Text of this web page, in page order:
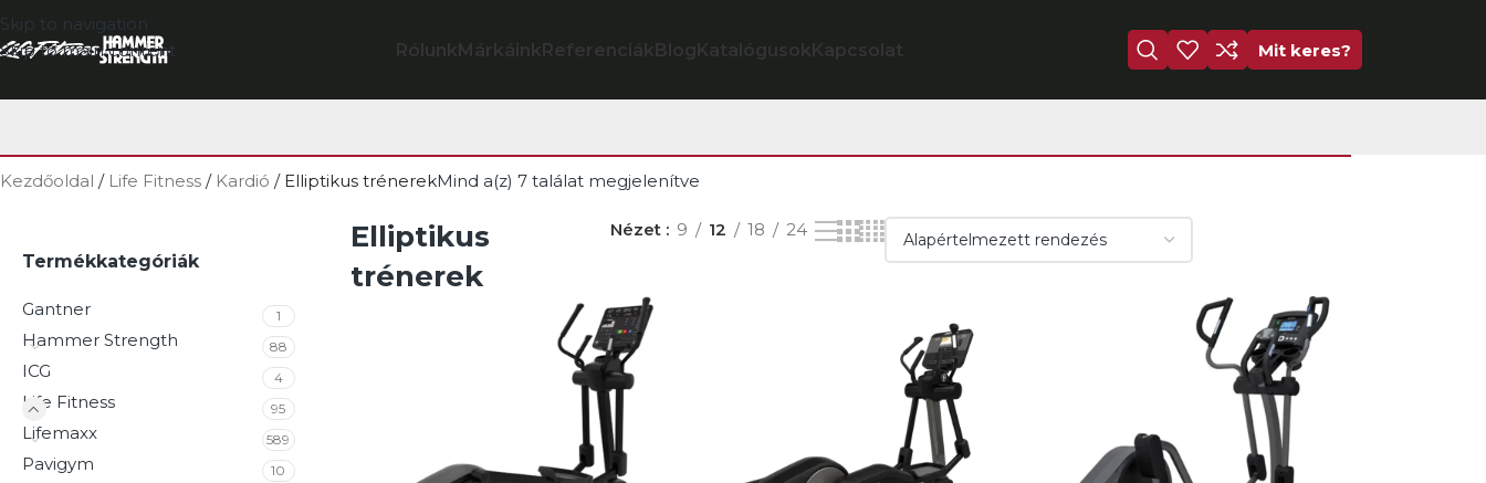
Skip to navigation
Skip to main content
Rólunk Márkáink Referenciák Blog Katalógusok Kapcsolat Mit keres?
Kezdőoldal / Life Fitness / Kardió / Elliptikus trénerekMind a(z) 7 találat megjelenítve
Termékkategóriák
Gantner 1
Hammer Strength 88
ICG 4
Life Fitness 95
Lifemaxx 589
Pavigym 10
Elliptikus
trénerek
Nézet 9 12 18 24